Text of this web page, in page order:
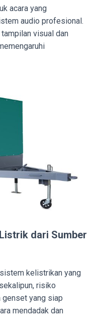
acara yang
audio profesional.
visual dan
dari Sumber
kelistrikan yang
risiko
genset yang siap
mendadak dan